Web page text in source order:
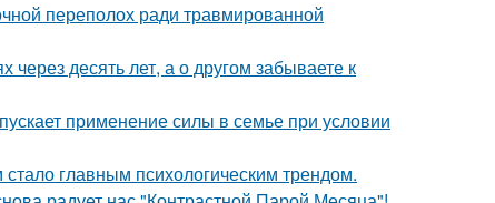
переполох ради травмированной
десять лет, а о другом забываете к
применение силы в семье при условии
главным психологическим трендом.